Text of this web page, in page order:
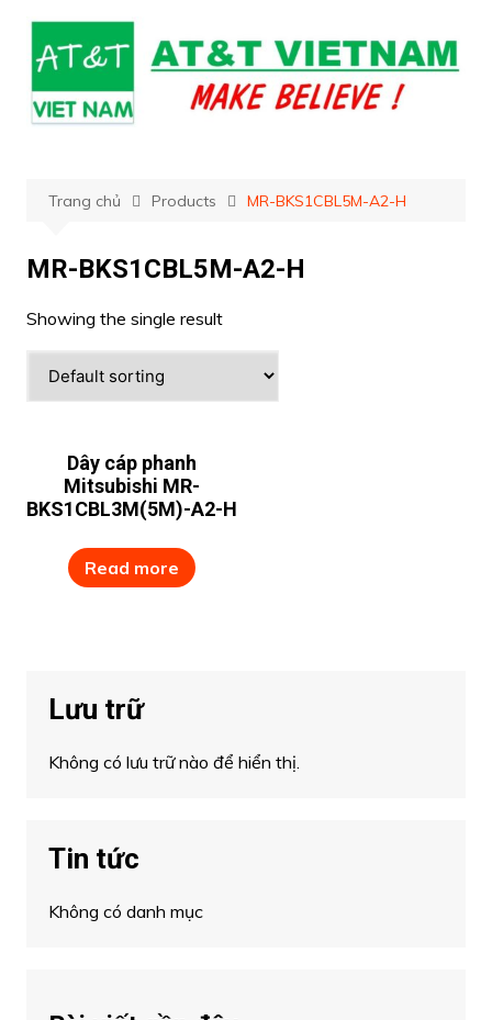
phần
dung
Trang chủ Products MR-BKS1CBL5M-A2-H
MR-BKS1CBL5M-A2-H
Showing the single result
Dây cáp phanh
Mitsubishi MR-
BKS1CBL3M(5M)-A2-H
Read more
Lưu trữ
Không có lưu trữ nào để hiển thị.
Tin tức
Không có danh mục